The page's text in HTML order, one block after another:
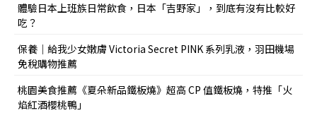
體驗日本上班族日常飲食，日本「吉野家」，到底有沒有比較好
吃？
保養｜給我少女嫩膚 Victoria Secret PINK 系列乳液，羽田機場
免稅購物推薦
桃園美食推薦《夏朵新品鐵板燒》超高 CP 值鐵板燒，特推「火
焰紅酒櫻桃鴨」